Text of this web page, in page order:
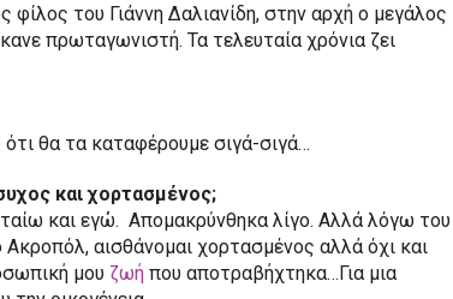
του Γιάννη Δαλιανίδη, στην αρχή ο μεγάλος
πρωταγωνιστή. Τα τελευταία χρόνια ζει
θα τα καταφέρουμε σιγά-σιγά…
και χορτασμένος;
και εγώ. Απομακρύνθηκα λίγο. Αλλά λόγω του
αισθάνομαι χορτασμένος αλλά όχι και
μου ζωή που αποτραβήχτηκα…Για μια